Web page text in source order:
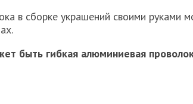
в сборке украшений своими руками
быть гибкая алюминиевая